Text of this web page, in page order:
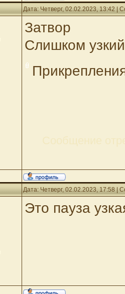
Дата: Четверг, 02.02.2023, 13:42 |
Затвор
Слишком
Дата: Четверг, 02.02.2023, 17:58 |
Это пауза